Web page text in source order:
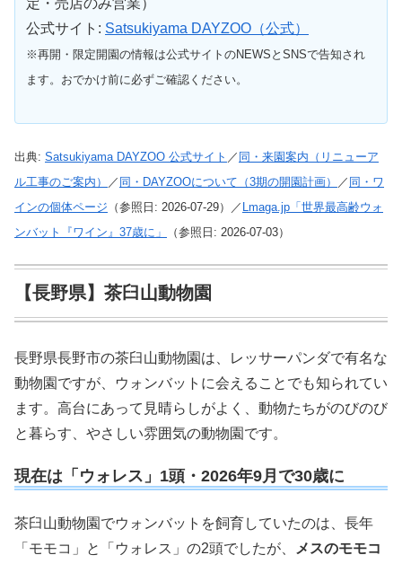
定・売店のみ営業）
公式サイト: Satsukiyama DAYZOO（公式）
※再開・限定開園の情報は公式サイトのNEWSとSNSで告知され
ます。おでかけ前に必ずご確認ください。
出典: Satsukiyama DAYZOO 公式サイト ／ 同・来園案内（リニューア
ル工事のご案内）
／ 同・DAYZOOについて（3期の開園計画） ／ 同・ワ
インの個体ページ （参照日: 2026-07-29）／ Lmaga.jp「世界最高齢ウォ
ンバット『ワイン』37歳に」
（参照日: 2026-07-03）
【長野県】茶臼山動物園
長野県長野市の茶臼山動物園は、レッサーパンダで有名な
動物園ですが、ウォンバットに会えることでも知られてい
ます。高台にあって見晴らしがよく、動物たちがのびのび
と暮らす、やさしい雰囲気の動物園です。
現在は「ウォレス」1頭・2026年9月で30歳に
茶臼山動物園でウォンバットを飼育していたのは、長年
「モモコ」と「ウォレス」の2頭でしたが、
メスのモモコ